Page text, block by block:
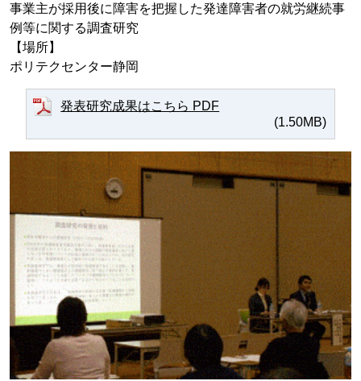
事業主が採用後に障害を把握した発達障害者の就労継続事
例等に関する調査研究
【場所】
ポリテクセンター静岡
発表研究成果はこちら PDF
(1.50MB)